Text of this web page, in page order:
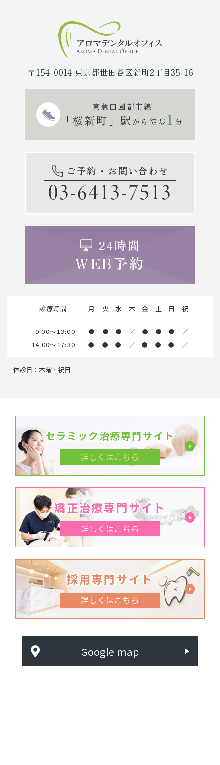
〒154-0014 東京都世田谷区新町2丁目35-16
東急田園都市線
「桜新町」駅 から徒歩 1 分
ご予約・お問い合わせ
03-6413-7513
24時間
WEB予約
診療時間 月 火 水 木 金 土 日 祝
9:00～13:00 ● ● ● ／ ● ● ● ／
14:00～17:30 ● ● ● ／ ● ● ● ／
休診日：木曜・祝日
セラミック治療専門サイト
詳しくはこちら
矯正治療専門サイト
詳しくはこちら
採用専門サイト
詳しくはこちら
Google map